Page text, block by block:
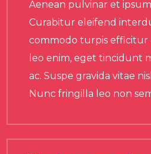
Aenean pulvinar et
Curabitur eleifend
commodo turpis efficitur
leo enim, eget tincidunt
ac. Suspe gravida vitae
Nunc fringilla leo non